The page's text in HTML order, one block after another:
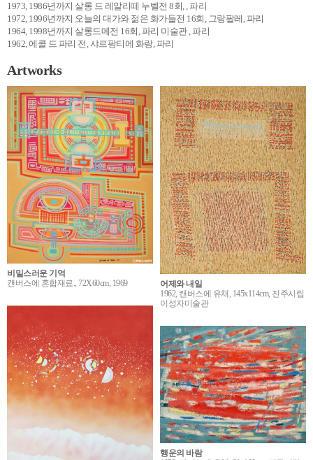
1973, 1986년까지 살롱 드 레알리떼 누벨전 8회, , 파리
1972, 1996년까지 오늘의 대가와 젊은 화가들전 16회, 그랑팔레, 파리
1964, 1998년까지 살롱드메전 16회, 파리 미술관 , 파리
1962, 에콜 드 파리 전, 샤르팡티에 화랑, 파리
Artworks
비밀스러운 기억
캔버스에 혼합재료., 72X60cm, 1969
어제와 내일
1962, 캔버스에 유채, 145x114cm, 진주시립
이성자미술관
행운의 바람